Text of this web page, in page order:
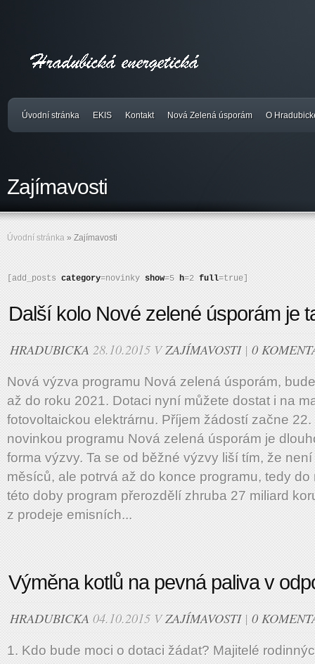
Úvodní stránka EKIS Kontakt Nová Zelená úsporám O
Zajímavosti
Úvodní stránka » Zajímavosti
[add_posts category=novinky show=5 h=2 full=true]
Další kolo Nové zelené úsporám je
HRADUBICKA 28.10.2015 VZAJÍMAVOSTI| 0
Nová výzva programu Nová zelená úsporám,
až do roku 2021. Dotaci nyní můžete dostat i na
fotovoltaickou elektrárnu. Příjem žádostí začne
novinkou programu Nová zelená úsporám je
forma výzvy. Ta se od běžné výzvy liší tím, že
měsíců, ale potrvá až do konce programu, tedy
této doby program přerozdělí zhruba 27 miliard
z prodeje emisních...
Výměna kotlů na pevná paliva v
HRADUBICKA 04.10.2015 VZAJÍMAVOSTI| 0
1. Kdo bude moci o dotaci žádat? Majitelé